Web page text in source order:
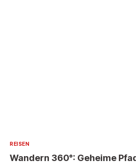
REISEN
Wandern 360°: Geheime